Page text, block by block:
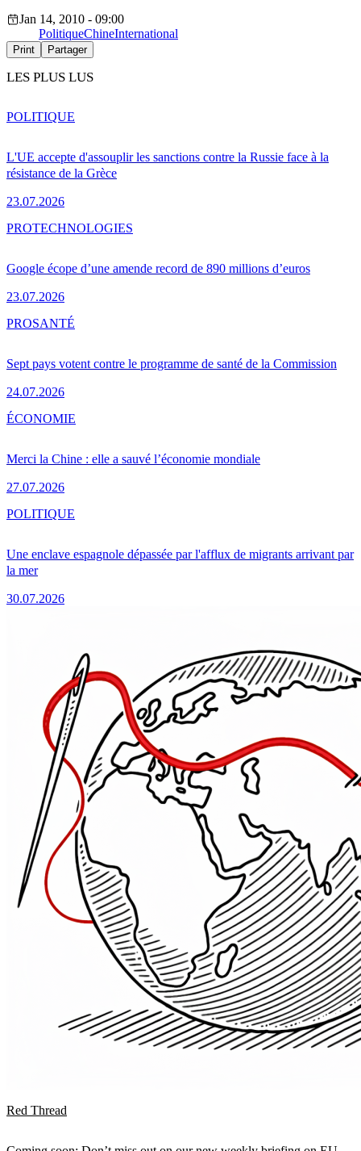
Jan 14, 2010 - 09:00
PolitiqueChineInternational
Print Partager
LES PLUS LUS
L'UE accepte d'assouplir les sanctions contre la Russie face à la
résistance de la Grèce
23.07.2026
POLITIQUE
Google écope d’une amende record de 890 millions d’euros
23.07.2026
PROTECHNOLOGIES
Sept pays votent contre le programme de santé de la Commission
24.07.2026
PROSANTÉ
Merci la Chine : elle a sauvé l’économie mondiale
27.07.2026
ÉCONOMIE
Une enclave espagnole dépassée par l'afflux de migrants arrivant par
la mer
30.07.2026
POLITIQUE
Red Thread